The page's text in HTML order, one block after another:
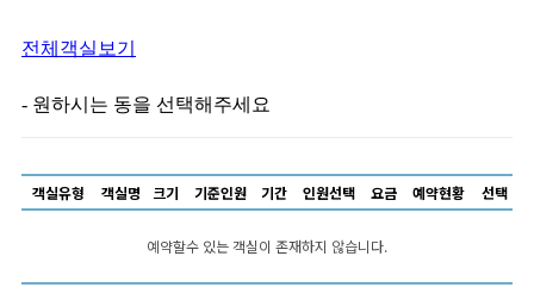
전체객실보기
- 원하시는 동을 선택해주세요
객실유형 객실명 크기 기준인원 기간 인원선택 요금 예약현황 선택
예약할수 있는 객실이 존재하지 않습니다.